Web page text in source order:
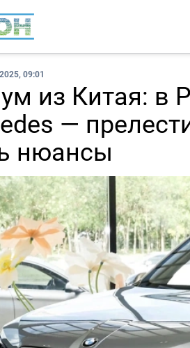
09:01
из Китая: в
—
нюансы